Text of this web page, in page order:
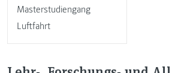
Masterstudiengang
Luftfahrt